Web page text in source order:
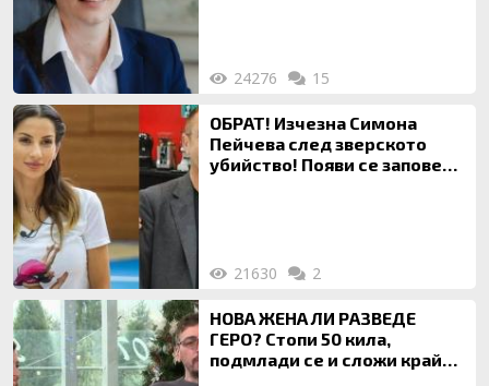
24276 15
ОБРАТ! Изчезна Симона
Пейчева след зверското
убийство! Появи се заповед
21630 2
НОВА ЖЕНА ЛИ РАЗВЕДЕ
ГЕРО? Стопи 50 кила,
подмлади се и сложи край